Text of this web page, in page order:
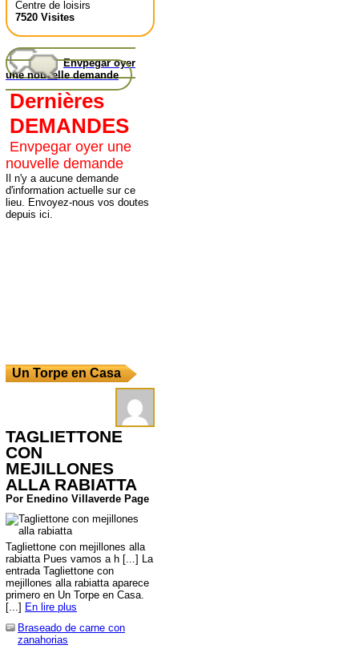
Centre de loisirs
7520 Visites
Envpegar oyer
une nouvelle demande
Dernières
DEMANDES
Envpegar oyer une
nouvelle demande
Il n'y a aucune demande
d'information actuelle sur ce
lieu. Envoyez-nous vos doutes
depuis ici.
Un Torpe en Casa
TAGLIETTONE
CON
MEJILLONES
ALLA RABIATTA
Por Enedino Villaverde Page
Tagliettone con mejillones alla
rabiatta Pues vamos a h [...] La
entrada Tagliettone con
mejillones alla rabiatta aparece
primero en Un Torpe en Casa.
[...] En lire plus
Braseado de carne con
zanahorias